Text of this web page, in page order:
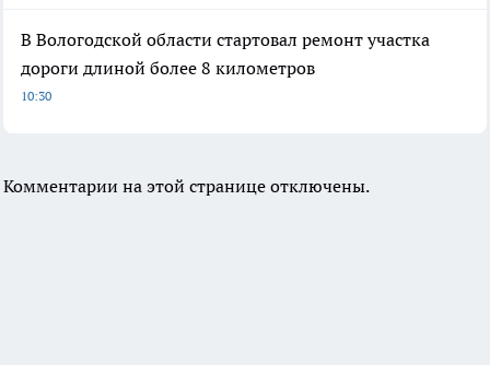
В Вологодской области стартовал ремонт участка
дороги длиной более 8 километров
10:30
Комментарии на этой странице отключены.